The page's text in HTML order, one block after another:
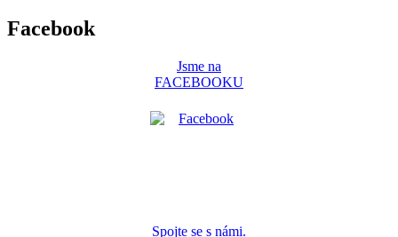
Facebook
Jsme na
FACEBOOKU
Spojte se s námi.